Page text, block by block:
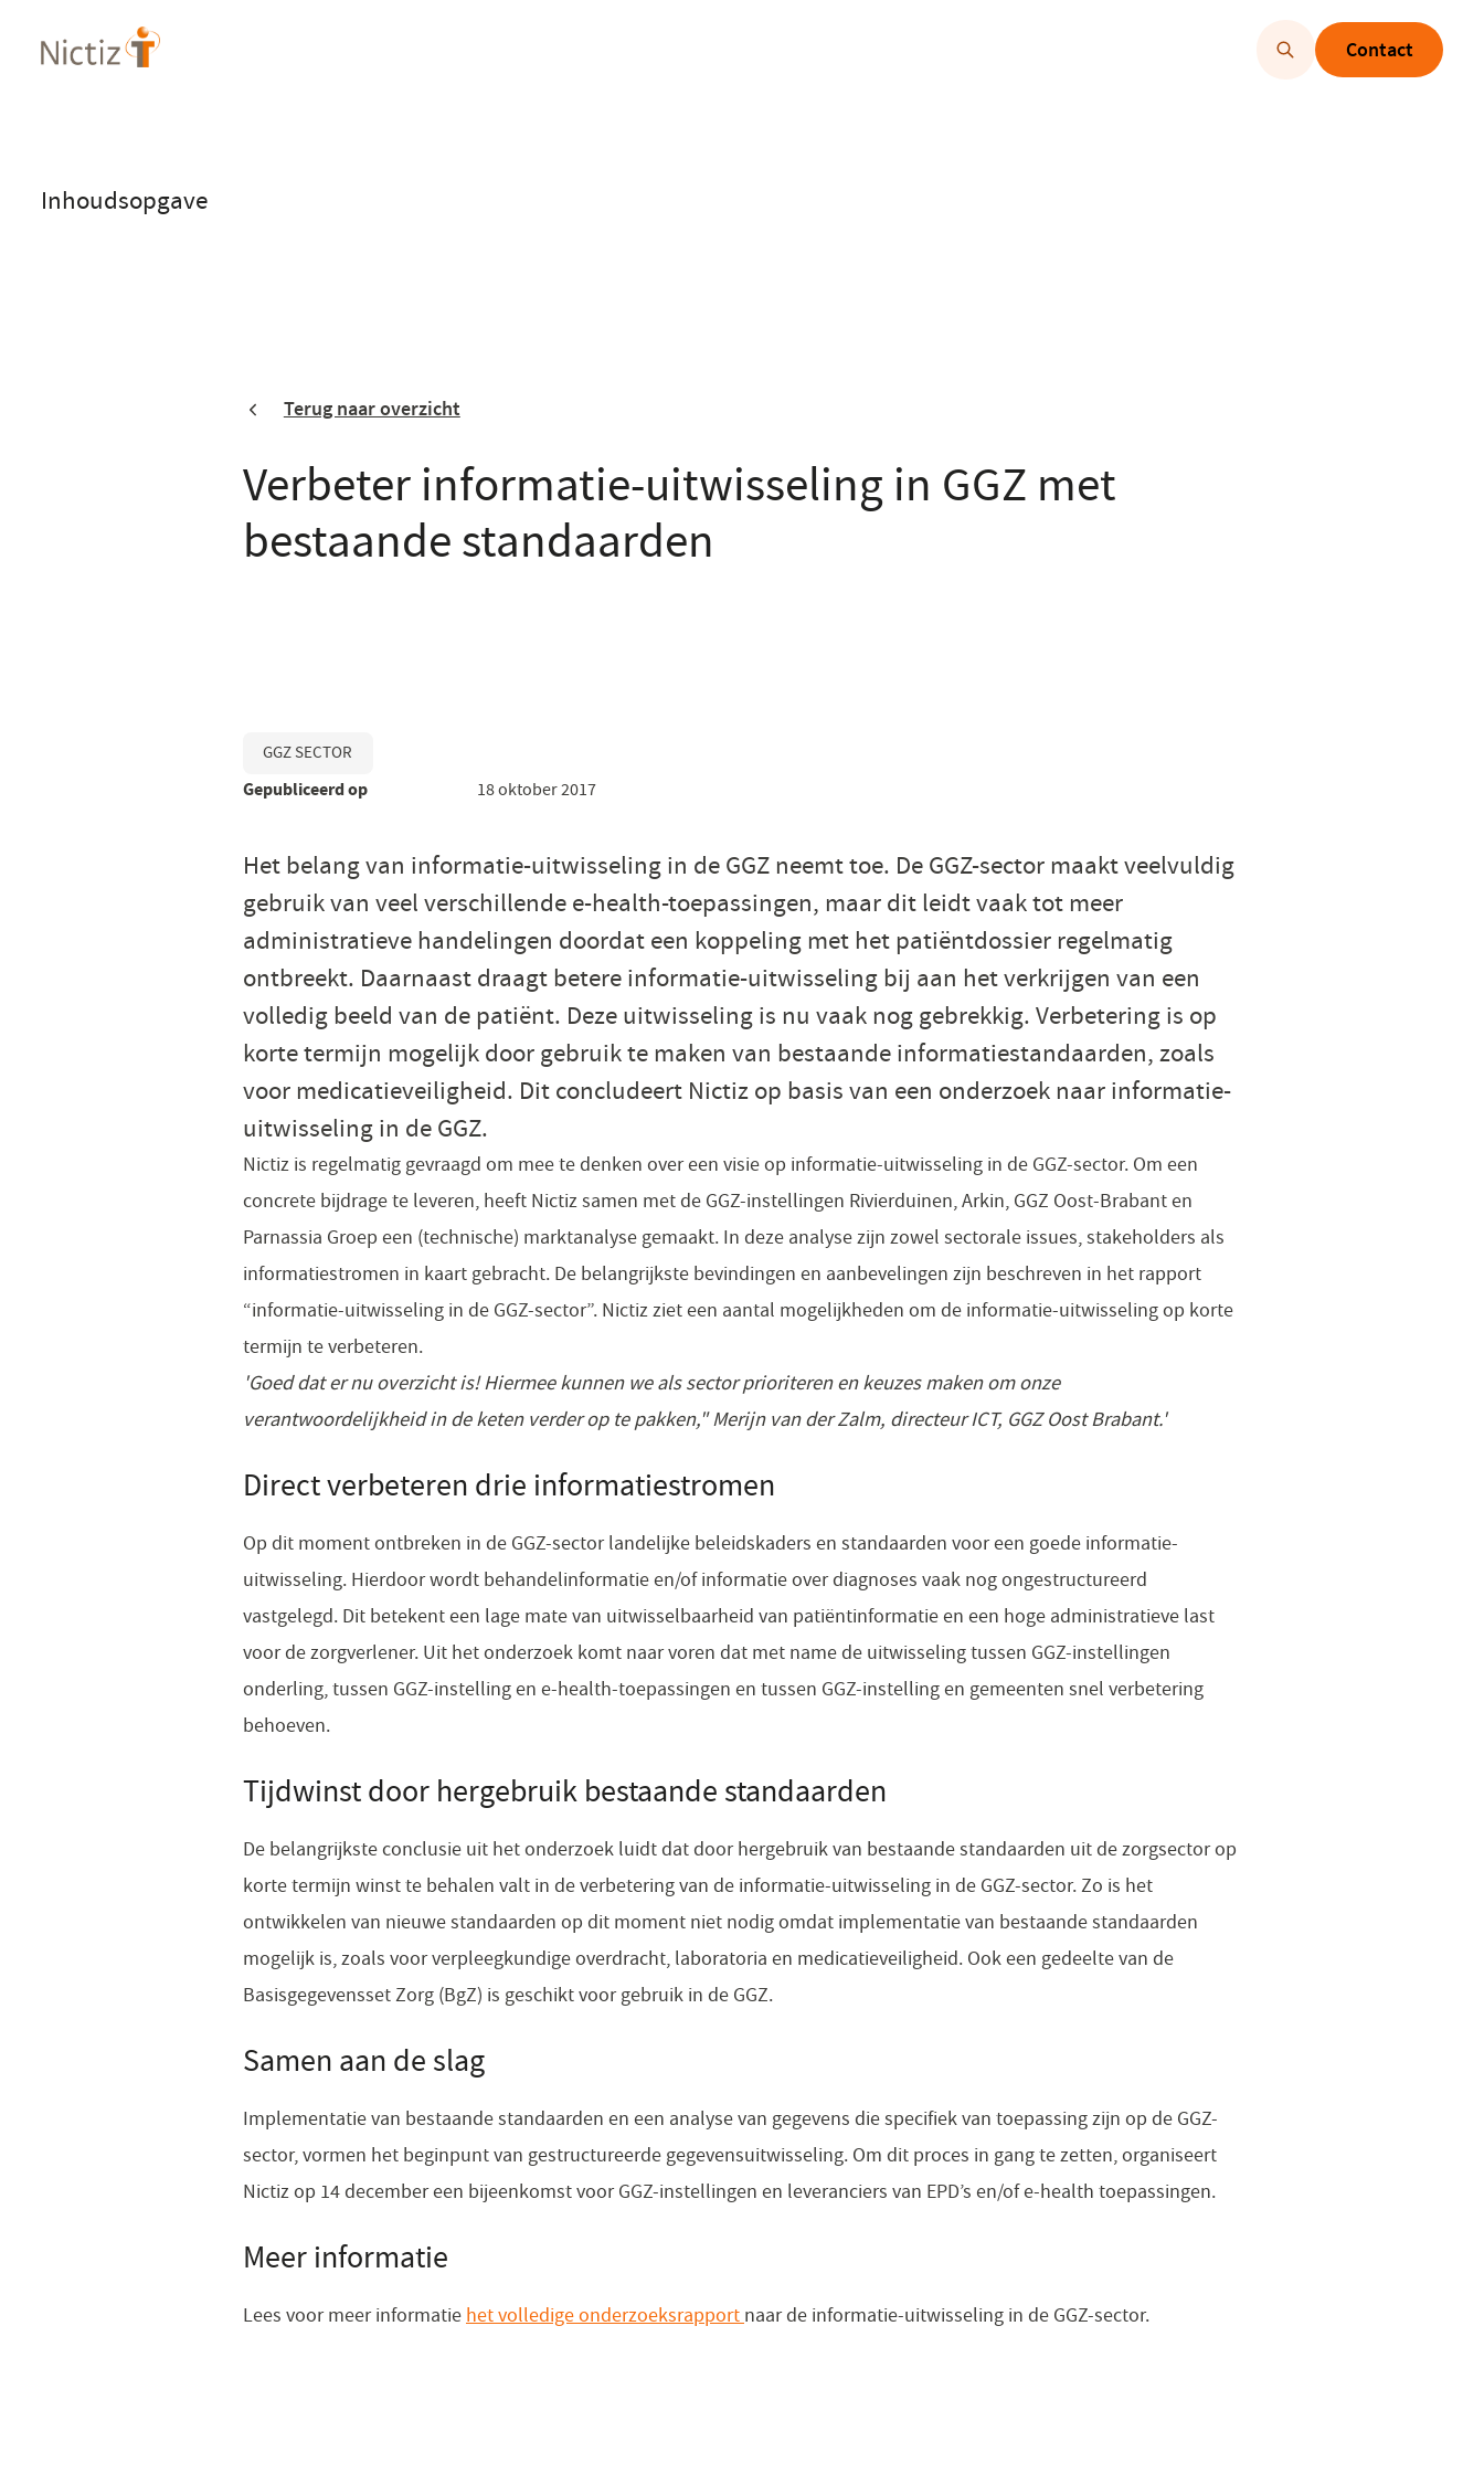
en
Contact
Inhoudsopgave
Terug naar overzicht
Verbeter informatie-uitwisseling in GGZ met
bestaande standaarden
GGZ SECTOR
Gepubliceerd op 18 oktober 2017
Het belang van informatie-uitwisseling in de GGZ neemt toe. De GGZ-sector maakt veelvuldig
gebruik van veel verschillende e-health-toepassingen, maar dit leidt vaak tot meer
administratieve handelingen doordat een koppeling met het patiëntdossier regelmatig
ontbreekt. Daarnaast draagt betere informatie-uitwisseling bij aan het verkrijgen van een
volledig beeld van de patiënt. Deze uitwisseling is nu vaak nog gebrekkig. Verbetering is op
korte termijn mogelijk door gebruik te maken van bestaande informatiestandaarden, zoals
voor medicatieveiligheid. Dit concludeert Nictiz op basis van een onderzoek naar informatie-
uitwisseling in de GGZ.
Nictiz is regelmatig gevraagd om mee te denken over een visie op informatie-uitwisseling in de GGZ-sector. Om een
concrete bijdrage te leveren, heeft Nictiz samen met de GGZ-instellingen Rivierduinen, Arkin, GGZ Oost-Brabant en
Parnassia Groep een (technische) marktanalyse gemaakt. In deze analyse zijn zowel sectorale issues, stakeholders als
informatiestromen in kaart gebracht. De belangrijkste bevindingen en aanbevelingen zijn beschreven in het rapport
“informatie-uitwisseling in de GGZ-sector”. Nictiz ziet een aantal mogelijkheden om de informatie-uitwisseling op korte
termijn te verbeteren.
​'Goed dat er nu overzicht is! Hiermee kunnen we als sector prioriteren en keuzes maken om onze
verantwoordelijkheid in de keten verder op te pakken," Merijn van der Zalm, directeur ICT, GGZ Oost Brabant.'
Direct verbeteren drie informatiestromen
Op dit moment ontbreken in de GGZ-sector landelijke beleidskaders en standaarden voor een goede informatie-
uitwisseling. Hierdoor wordt behandelinformatie en/of informatie over diagnoses vaak nog ongestructureerd
vastgelegd. Dit betekent een lage mate van uitwisselbaarheid van patiëntinformatie en een hoge administratieve last
voor de zorgverlener. Uit het onderzoek komt naar voren dat met name de uitwisseling tussen GGZ-instellingen
onderling, tussen GGZ-instelling en e-health-toepassingen en tussen GGZ-instelling en gemeenten snel verbetering
behoeven.
Tijdwinst door hergebruik bestaande standaarden
De belangrijkste conclusie uit het onderzoek luidt dat door hergebruik van bestaande standaarden uit de zorgsector op
korte termijn winst te behalen valt in de verbetering van de informatie-uitwisseling in de GGZ-sector. Zo is het
ontwikkelen van nieuwe standaarden op dit moment niet nodig omdat implementatie van bestaande standaarden
mogelijk is, zoals voor verpleegkundige overdracht, laboratoria en medicatieveiligheid. Ook een gedeelte van de
Basisgegevensset Zorg (BgZ) is geschikt voor gebruik in de GGZ.
Samen aan de slag
Implementatie van bestaande standaarden en een analyse van gegevens die specifiek van toepassing zijn op de GGZ-
sector, vormen het beginpunt van gestructureerde gegevensuitwisseling. Om dit proces in gang te zetten, organiseert
Nictiz op 14 december een bijeenkomst voor GGZ-instellingen en leveranciers van EPD’s en/of e-health toepassingen.
Meer informatie
Lees voor meer informatie het volledige onderzoeksrapport naar de informatie-uitwisseling in de GGZ-sector.